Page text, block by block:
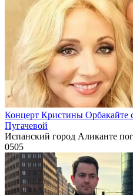
Концерт Кристины Орбакайте
Пугачевой
Испанский город Аликанте
0505